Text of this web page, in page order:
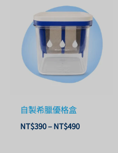
自製希臘優格盒
NT$390– NT$490
格
範
圍：
NT$390
到
NT$490